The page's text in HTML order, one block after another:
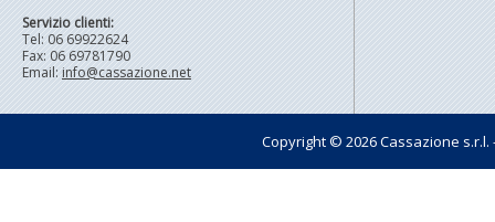
Servizio clienti:
Tel: 06 69922624
Fax: 06 69781790
Email: info@cassazione.net
Copyright © 2026 Cassazione s.r.l.